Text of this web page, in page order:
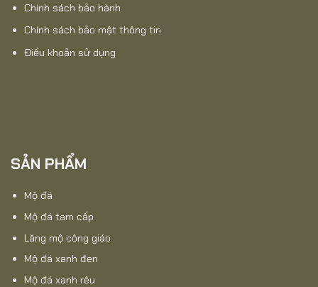
Chính sách bảo hành
Chính sách bảo mật thông tin
Điều khoản sử dụng
SẢN PHẨM
Mộ đá
Mộ đá tam cấp
Lăng mộ công giáo
Mộ đá xanh đen
Mộ đá xanh rêu